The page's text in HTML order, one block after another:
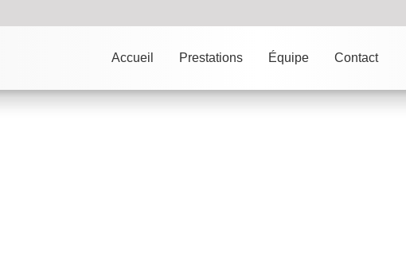
Accueil Prestations Équipe Contact